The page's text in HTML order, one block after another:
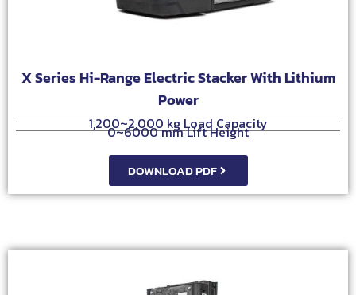
X Series Hi-Range Electric Stacker With Lithium
Power
1,200~2,000 kg Load Capacity
0~6000 mm Lift Height
DOWNLOAD PDF